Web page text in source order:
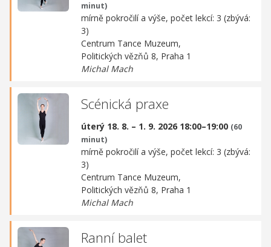
minut)
mírně pokročilí a výše, počet lekcí: 3 (zbývá:
3)
Centrum Tance Muzeum,
Politických vězňů 8, Praha 1
Michal Mach
Scénická praxe
úterý 18. 8. – 1. 9. 2026 18:00–19:00 (60
minut)
mírně pokročilí a výše, počet lekcí: 3 (zbývá:
3)
Centrum Tance Muzeum,
Politických vězňů 8, Praha 1
Michal Mach
Ranní balet